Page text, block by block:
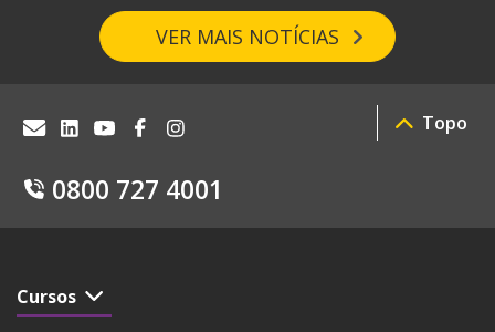
VER MAIS NOTÍCIAS
0800 727 4001
Topo
Cursos